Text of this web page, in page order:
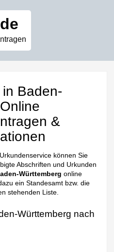
Baden-
&
können Sie
Abschriften und Urkunden
Württemberg online
ein Standesamt bzw. die
stehenden Liste.
Württemberg nach